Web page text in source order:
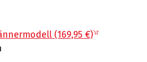
(169,95 €)